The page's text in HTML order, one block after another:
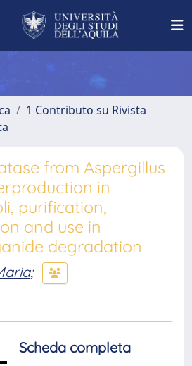
1 Contributo su Rivista
from Aspergillus
in
purification,
and use in
degradation
;
Scheda completa